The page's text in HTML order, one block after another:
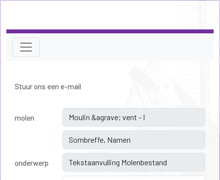
Stuur ons een e-mail
molen
onderwerp